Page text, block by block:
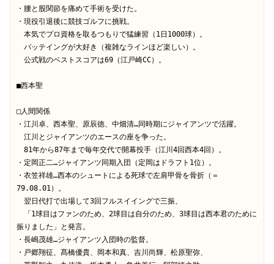
・腰と股関節を痛めて手術を受けた。
・現役引退後に競技ゴルフに挑戦。
本気でプロ資格を取るつもりで猛練習（1日1000球）。
パッテイングが大好き（複雑なラインほど楽しい）。
公式戦のベストスコアは69（江戸崎CC）。
■西本聖
□人間関係
・江川卓、西本聖、原辰徳、中畑清…同時期にジャイアンツで活躍。
江川とジャイアンツのエースの座を争った。
81年から87年まで毎年交代で開幕投手（江川4回西本4回）。
・定岡正二…ジャイアンツ同期入団（定岡はドラフト1位）。
・衣笠祥雄…西本のシュートによる死球で左肩甲骨を骨折（＝
79.08.01）。
翌日代打で出場して3回フルスイイングで三振、
「1球目はファンのため、2球目は自分のため、3球目は西本君のために
振りました」と発言。
・長嶋茂雄…ジャイアンツ入団時の監督。
・戸郷翔征、髙橋優貴、岡本和真、吉川尚輝、松原聖弥、